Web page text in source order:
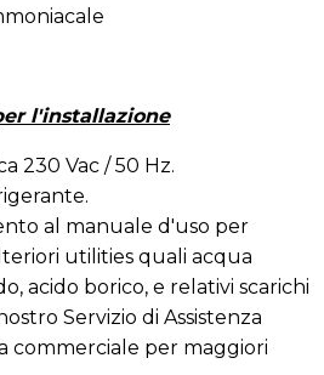
l'installazione
230 Vac / 50 Hz.
al manuale d'uso per
utilities quali acqua
acido borico, e relativi scarichi
Servizio di Assistenza
commerciale per maggiori